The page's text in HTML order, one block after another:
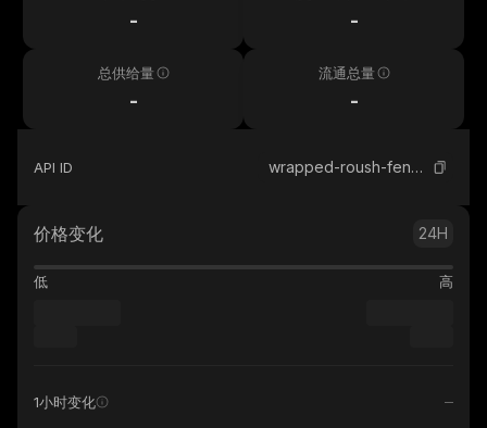
- -
总供给量
-
流通总量
-
API ID wrapped-roush-fenway-keselowski-kayen
价格变化 24H
低 高
1小时变化